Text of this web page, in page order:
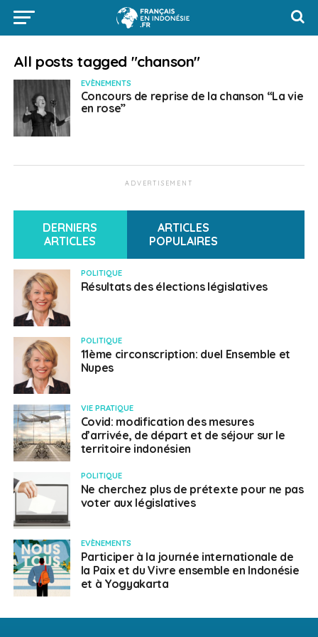
All posts tagged "chanson"
EVÈNEMENTS
Concours de reprise de la chanson “La vie
en rose”
ADVERTISEMENT
DERNIERS
ARTICLES
ARTICLES
POPULAIRES
POLITIQUE
Résultats des élections législatives
POLITIQUE
11ème circonscription: duel Ensemble et
Nupes
VIE PRATIQUE
Covid: modification des mesures
d’arrivée, de départ et de séjour sur le
territoire indonésien
POLITIQUE
Ne cherchez plus de prétexte pour ne pas
voter aux législatives
EVÈNEMENTS
Participer à la journée internationale de
la Paix et du Vivre ensemble en Indonésie
et à Yogyakarta